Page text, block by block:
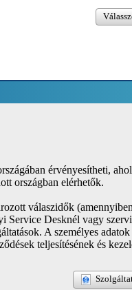
érvényesítheti, ahol
országban elérhetők.
válaszidők
Service Desknél vagy
A személyes adatok
teljesítésének és